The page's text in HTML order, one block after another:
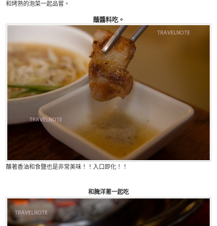
和烤熟的泡菜一起品嘗。
蘸醬料吃。
蘸著香油和食鹽也是非常美味！！入口即化！！
和腌洋蔥一起吃